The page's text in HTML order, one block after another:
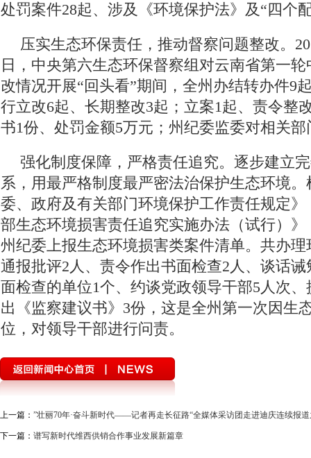
处罚案件28起、涉及《环境保护法》及“四个
压实生态环保责任，推动督察问题整改。
日，中央第六生态环保督察组对云南省第一
改情况开展“回头看”期间，全州办结转办件9
行立改6起、长期整改3起；立案1起、责令整
书1份、处罚金额5万元；州纪委监委对相关
强化制度保障，严格责任追究。逐步建立
系，用最严格制度最严密法治保护生态环境
委、政府及有关部门环境保护工作责任规定
部生态环境损害责任追究实施办法（试行）》
州纪委上报生态环境损害类案件清单。共办
通报批评2人、责令作出书面检查2人、谈话
面检查的单位1个、约谈党政领导干部5人次
出《监察建议书》3份，这是全州第一次因生
位，对领导干部进行问责。
上一篇： ”壮丽70年·奋斗新时代——记者再走长征路“全媒体采访团走进迪庆连续报
下一篇： 谱写新时代维西供销合作事业发展新篇章